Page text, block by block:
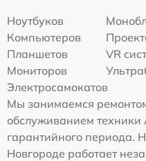
Ноутбуков
Компьютеров
Планшетов
VR
Мониторов
Электросамокатов
Мы занимаемся
обслуживанием техники
гарантийного периода.
Новгороде работает